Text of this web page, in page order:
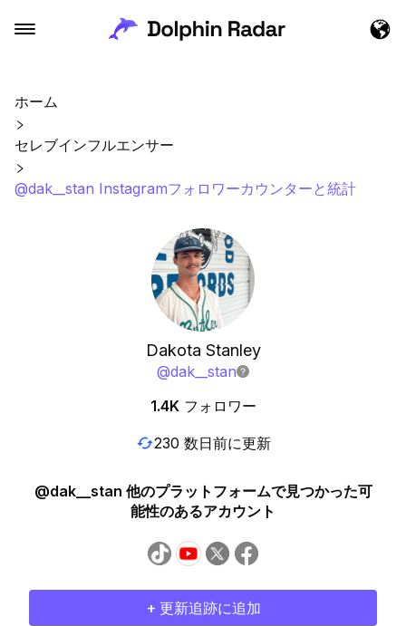
ホーム
セレブインフルエンサー
@dak__stan Instagramフォロワーカウンターと統計
Dakota Stanley
@dak__stan
1.4K フォロワー
230 数日前に更新
@dak__stan 他のプラットフォームで見つかった可
能性のあるアカウント
+ 更新追跡に追加